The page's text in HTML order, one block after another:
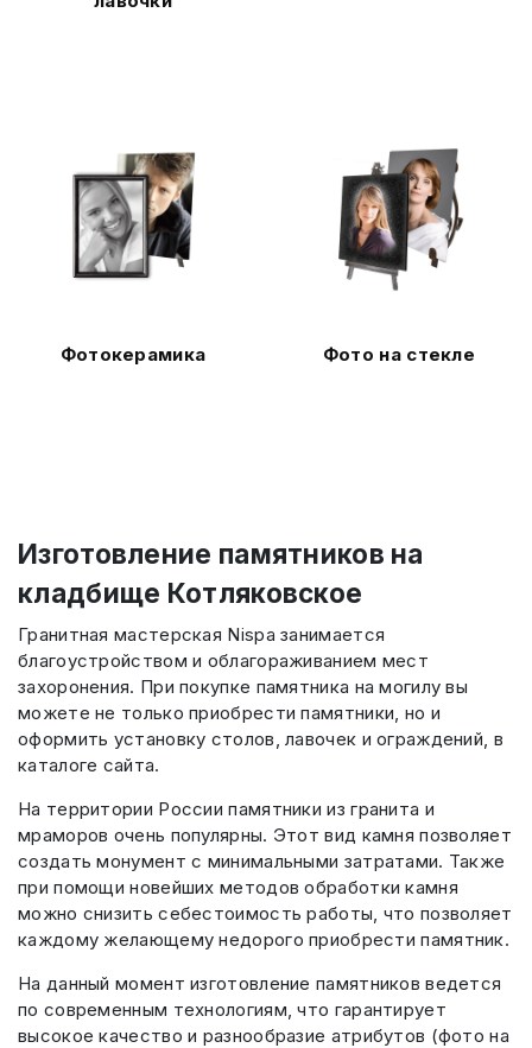
Фотокерамика Фото на стекле
Изготовление памятников на
кладбище Котляковское
Гранитная мастерская Nispa занимается
благоустройством и облагораживанием мест
захоронения. При покупке памятника на могилу вы
можете не только приобрести памятники, но и
оформить установку столов, лавочек и ограждений, в
каталоге сайта.
На территории России памятники из гранита и
мраморов очень популярны. Этот вид камня позволяет
создать монумент с минимальными затратами. Также
при помощи новейших методов обработки камня
можно снизить себестоимость работы, что позволяет
каждому желающему недорого приобрести памятник.
На данный момент изготовление памятников ведется
по современным технологиям, что гарантирует
высокое качество и разнообразие атрибутов (фото на